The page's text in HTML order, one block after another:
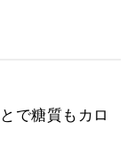
で糖質もカロ